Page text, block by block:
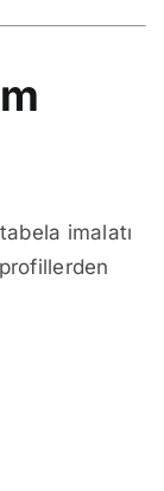
imalatı